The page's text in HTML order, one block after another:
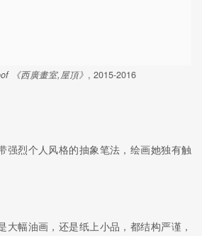
《西廣畫室,屋頂》 , 2015-2016
强烈个人风格的抽象笔法，绘画她独有触
大幅油画，还是纸上小品，都结构严谨，